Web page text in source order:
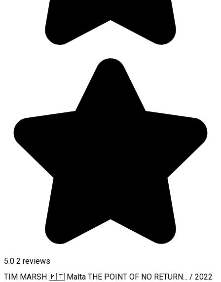
5.0 2 reviews
TIM MARSH 🇲🇹 Malta THE POINT OF NO RETURN... / 2022